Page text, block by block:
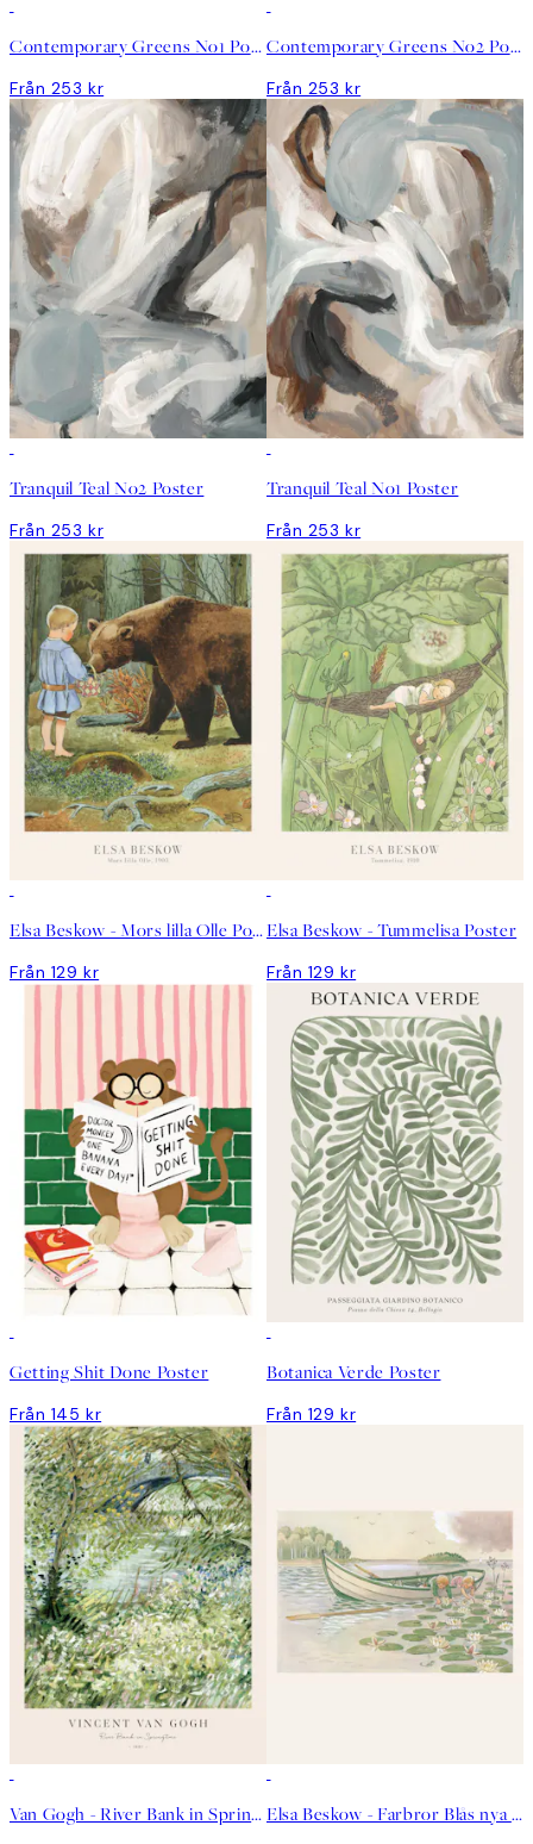
Contemporary Greens No1 Poster
Från 253 kr
Contemporary Greens No2 Poster
Från 253 kr
Tranquil Teal No2 Poster
Från 253 kr
Tranquil Teal No1 Poster
Från 253 kr
Elsa Beskow - Mors lilla Olle Poster
Från 129 kr
Elsa Beskow - Tummelisa Poster
Från 129 kr
Getting Shit Done Poster
Från 145 kr
Botanica Verde Poster
Från 129 kr
Van Gogh - River Bank in Springtime Poster Elsa Beskow - Farbror Blås nya båt Poster